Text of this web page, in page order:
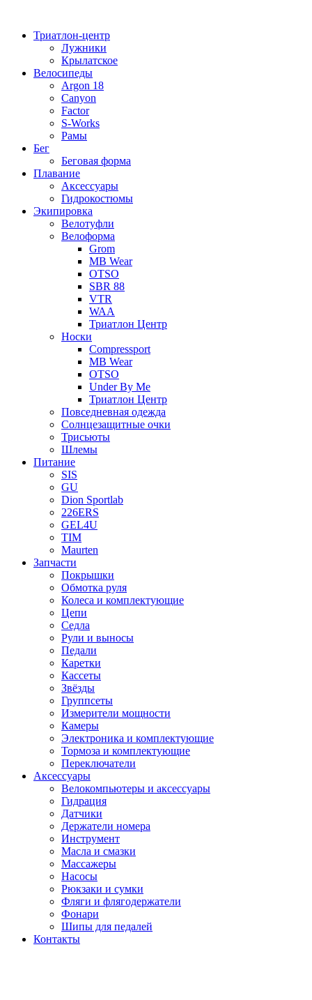
содержимому
Триатлон-центр
Лужники
Крылатское
Велосипеды
Argon 18
Canyon
Factor
S-Works
Рамы
Бег
Беговая форма
Плавание
Аксессуары
Гидрокостюмы
Экипировка
Велотуфли
Велоформа
Grom
MB Wear
OTSO
SBR 88
VTR
WAA
Триатлон Центр
Носки
Compressport
MB Wear
OTSO
Under By Me
Триатлон Центр
Повседневная одежда
Солнцезащитные очки
Трисьюты
Шлемы
Питание
SIS
GU
Dion Sportlab
226ERS
GEL4U
TIM
Maurten
Запчасти
Покрышки
Обмотка руля
Колеса и комплектующие
Цепи
Седла
Рули и выносы
Педали
Каретки
Кассеты
Звёзды
Группсеты
Измерители мощности
Камеры
Электроника и комплектующие
Тормоза и комплектующие
Переключатели
Аксессуары
Велокомпьютеры и аксессуары
Гидрация
Датчики
Держатели номера
Инструмент
Масла и смазки
Массажеры
Насосы
Рюкзаки и сумки
Фляги и флягодержатели
Фонари
Шипы для педалей
Контакты